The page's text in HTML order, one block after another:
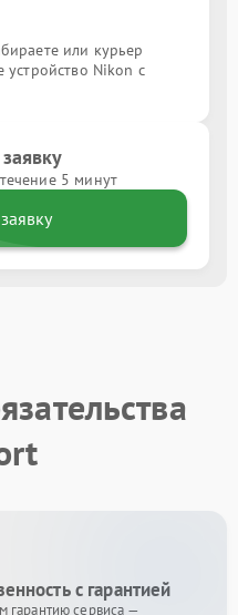
или курьер
устройство Nikon с
5 минут
с гарантией
гарантию сервиса —